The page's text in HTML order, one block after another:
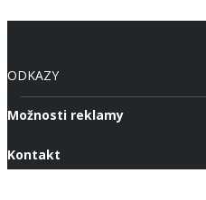
ODKAZY
Možnosti reklamy
Kontakt